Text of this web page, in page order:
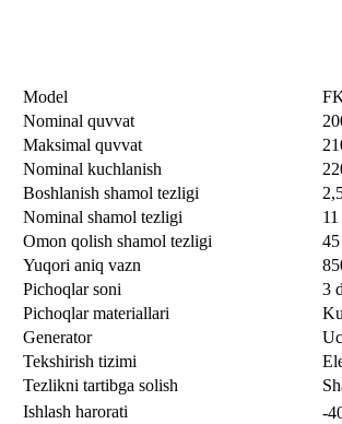
Model
Nominal quvvat
Maksimal quvvat
Nominal kuchlanish
Boshlanish shamol tezligi
Nominal shamol tezligi
Omon qolish shamol tezligi
Yuqori aniq vazn
Pichoqlar soni
3
Pichoqlar materiallari
Generator
Tekshirish tizimi
Tezlikni tartibga solish
Ishlash harorati
-